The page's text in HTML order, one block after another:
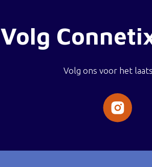
Volg
Volg ons voor het